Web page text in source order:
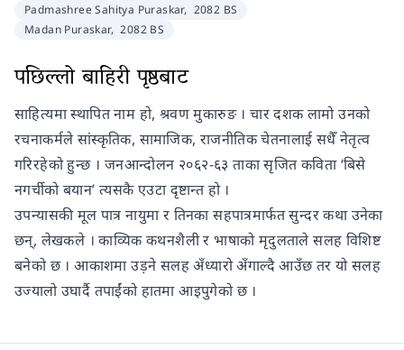
Padmashree Sahitya Puraskar, 2082 BS
Madan Puraskar, 2082 BS
पछिल्लो बाहिरी पृष्ठबाट
साहित्यमा स्थापित नाम हो, श्रवण मुकारुङ । चार दशक लामो उनको
रचनाकर्मले सांस्कृतिक, सामाजिक, राजनीतिक चेतनालाई सधैँ नेतृत्व
गरिरहेको हुन्छ । जनआन्दोलन २०६२-६३ ताका सृजित कविता ‘बिसे
नगर्चीको बयान’ त्यसकै एउटा दृष्टान्त हो ।
उपन्यासकी मूल पात्र नायुमा र तिनका सहपात्रमार्फत सुन्दर कथा उनेका
छन्, लेखकले । काव्यिक कथनशैली र भाषाको मृदुलताले सलह विशिष्ट
बनेको छ । आकाशमा उड़ने सलह अँध्यारो अँगाल्दै आउँछ तर यो सलह
उज्यालो उघार्दै तपाईंको हातमा आइपुगेको छ ।